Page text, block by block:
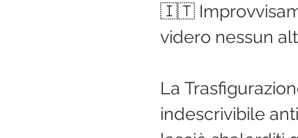
🇮🇹
videro nessun
La
indescrivibile